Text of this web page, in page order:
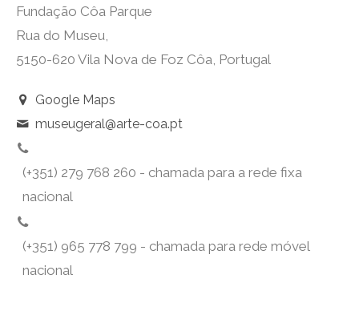
Fundação Côa Parque
Rua do Museu,
5150-620 Vila Nova de Foz Côa, Portugal
Google Maps
museugeral@arte-coa.pt
(+351) 279 768 260 - chamada para a rede fixa
nacional
(+351) 965 778 799 - chamada para rede móvel
nacional